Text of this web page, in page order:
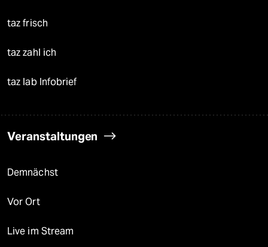
taz frisch
taz zahl ich
taz lab Infobrief
Veranstaltungen
Demnächst
Vor Ort
Live im Stream